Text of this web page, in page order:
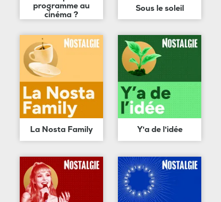
programme au
cinéma ?
Sous le soleil
La Nosta Family Y'a de l'idée